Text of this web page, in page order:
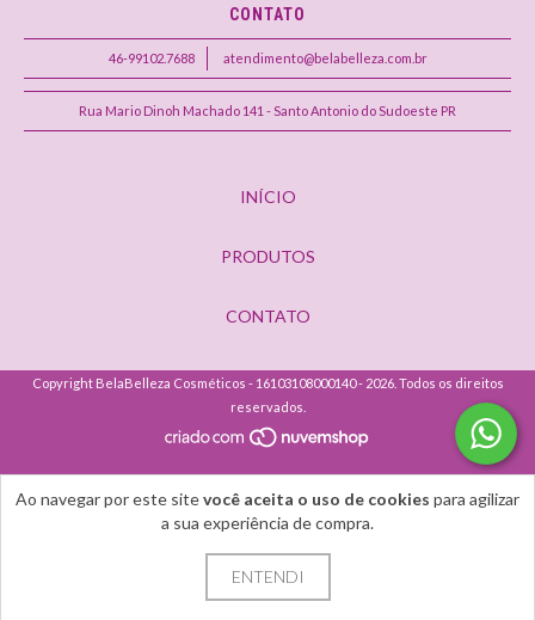
Ao navegar por este sitevocê aceita o uso de cookies para agilizar
a sua experiência de compra.
ENTENDI
CONTATO
46-99102.7688 atendimento@belabelleza.com.br
Rua Mario Dinoh Machado 141 - Santo Antonio do Sudoeste PR
INÍCIO
PRODUTOS
CONTATO
Copyright BelaBelleza Cosméticos - 16103108000140 - 2026. Todos os direitos
reservados.